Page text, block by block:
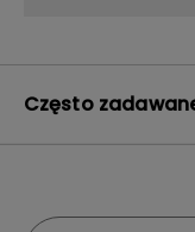
Często